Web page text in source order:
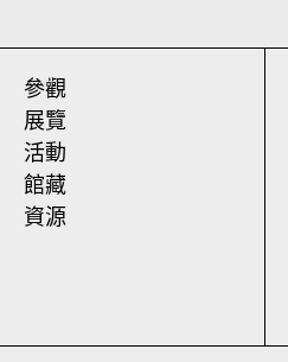
參觀
展覽
活動
館藏
資源